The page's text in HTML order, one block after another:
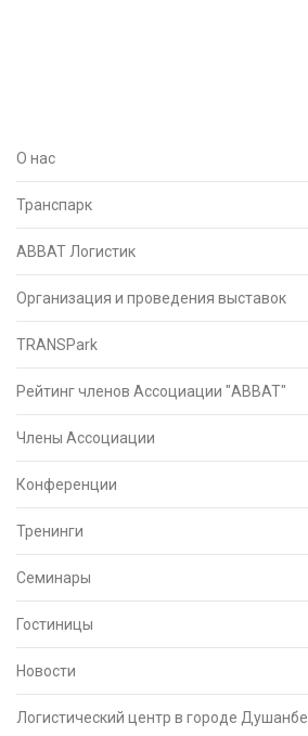
О нас
Транспарк
ABBAT Логистик
Организация и проведения выставок
TRANSPark
Рейтинг членов Ассоциации "АВВАТ"
Члены Ассоциации
Конференции
Тренинги
Семинары
Гостиницы
Новости
Логистический центр в городе Душанбе